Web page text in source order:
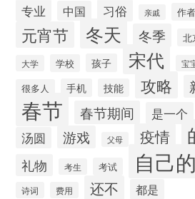
专业 中国 习俗 亲戚 作者
元宵节 冬天 冬季 北
大学 学校 孩子 宋代 宝
很多人 手机 技能 攻略
春节 春节期间 是一个
汤圆 游戏 父母 疫情
礼物 考生 考试 自己的
诗词 费用 还不 都是